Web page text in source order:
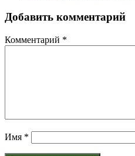
Добавить комментарий
Комментарий *
Имя *